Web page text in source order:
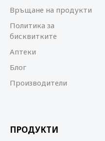
Връщане на продукти
Политика за
бисквитките
Аптеки
Блог
Производители
ПРОДУКТИ